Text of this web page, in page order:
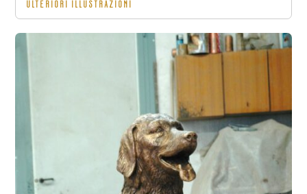
ULTERIORI ILLUSTRAZIONI